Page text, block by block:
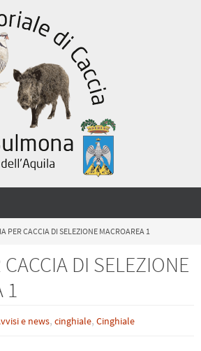
PER CACCIA DI SELEZIONE MACROAREA 1
DI SELEZIONE
1
e news, cinghiale, Cinghiale